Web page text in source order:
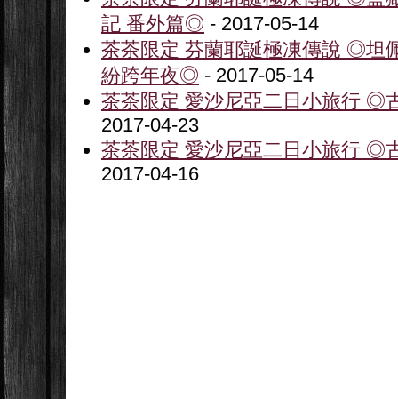
記 番外篇◎ - 2017-05-14
茶茶限定 芬蘭耶誕極凍傳說 ◎坦
紛跨年夜◎ - 2017-05-14
茶茶限定 愛沙尼亞二日小旅行 ◎
2017-04-23
茶茶限定 愛沙尼亞二日小旅行 ◎
2017-04-16